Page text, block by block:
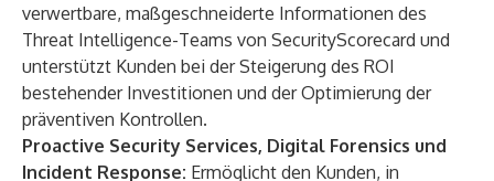
verwertbare, maßgeschneiderte Informationen des
Threat Intelligence-Teams von SecurityScorecard und
unterstützt Kunden bei der Steigerung des ROI
bestehender Investitionen und der Optimierung der
präventiven Kontrollen.
Proactive Security Services, Digital Forensics und
Incident Response: Ermöglicht den Kunden, in